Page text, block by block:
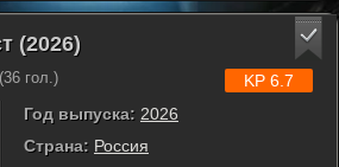
(2026)
36 гол.)
Год выпуска: 2026
Страна: Россия
KP 6.7